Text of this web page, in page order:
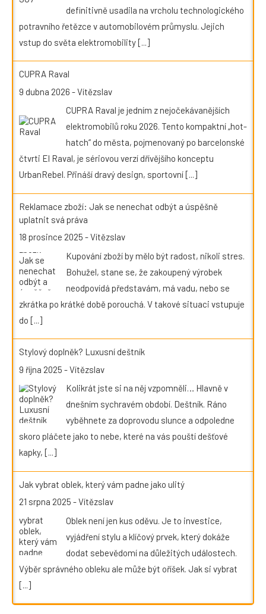
definitivně usadila na vrcholu technologického
potravního řetězce v automobilovém průmyslu. Jejich
vstup do světa elektromobility[...]
CUPRA Raval
9 dubna 2026 -Vítězslav
CUPRA Raval je jedním z nejočekávanějších
elektromobilů roku 2026. Tento kompaktní „hot-
hatch“ do města, pojmenovaný po barcelonské
čtvrti El Raval, je sériovou verzí dřívějšího konceptu
UrbanRebel. Přináší dravý design, sportovní [...]
Reklamace zboží: Jak se nenechat odbýt a úspěšně
uplatnit svá práva
18 prosince 2025 -Vítězslav
Kupování zboží by mělo být radost, nikoli stres.
Bohužel, stane se, že zakoupený výrobek
neodpovídá představám, má vadu, nebo se
zkrátka po krátké době porouchá. V takové situaci vstupuje
do [...]
Stylový doplněk? Luxusní deštník
9 října 2025 -Vítězslav
Kolikrát jste si na něj vzpomněli… Hlavně v
dnešním sychravém období. Deštník. Ráno
vyběhnete za doprovodu slunce a odpoledne
skoro pláčete jako to nebe, které na vás pouští dešťové
kapky, [...]
Jak vybrat oblek, který vám padne jako ulitý
21 srpna 2025 -Vítězslav
Oblek není jen kus oděvu. Je to investice,
vyjádření stylu a klíčový prvek, který dokáže
dodat sebevědomí na důležitých událostech.
Výběr správného obleku ale může být oříšek. Jak si vybrat
[...]